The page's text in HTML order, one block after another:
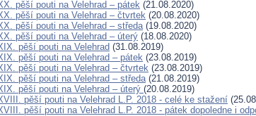
pěší pouti na Velehrad – pátek (21.08.2020)
pěší pouti na Velehrad – čtvrtek (20.08.2020)
pěší pouti na Velehrad – středa (19.08.2020)
pěší pouti na Velehrad – úterý (18.08.2020)
pěší pouti na Velehrad (31.08.2019)
pěší pouti na Velehrad – pátek (23.08.2019)
pěší pouti na Velehrad – čtvrtek (23.08.2019)
pěší pouti na Velehrad – středa (21.08.2019)
pěší pouti na Velehrad – úterý (20.08.2019)
pěší pouti na Velehrad L.P. 2018 - celé ke stažení
pěší pouti na Velehrad L.P. 2018 - pátek dopoledne i